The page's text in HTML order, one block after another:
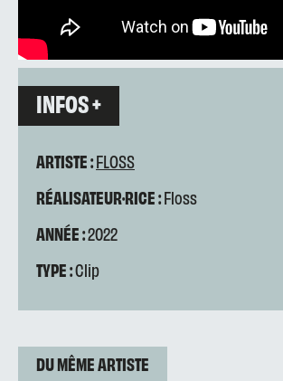
INFOS +
ARTISTE :FLOSS
RÉALISATEUR·RICE :Floss
ANNÉE :2022
TYPE :Clip
DU MÊME ARTISTE